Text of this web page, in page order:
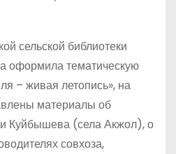
сельской библиотеки
оформила тематическую
– живая летопись», на
материалы об
Куйбышева (села Акжол), о
совхоза,